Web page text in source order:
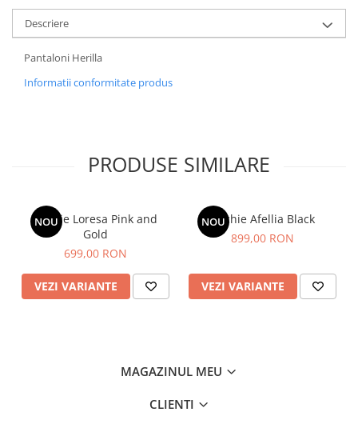
Descriere
Pantaloni Herilla
Informatii conformitate produs
PRODUSE SIMILARE
NOU
Rochie Loresa Pink and
Gold
699,00 RON
VEZI VARIANTE
NOU
Rochie Afellia Black
899,00 RON
VEZI VARIANTE
MAGAZINUL MEU
CLIENTI